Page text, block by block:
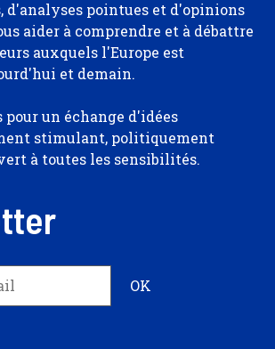
pointues et d'opinions
aider à comprendre et à débattre
auxquels l'Europe est
et demain.
pour un échange d'idées
stimulant, politiquement
à toutes les sensibilités.